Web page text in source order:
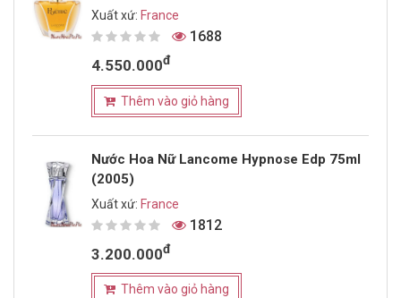
Xuất xứ: France
1688
4.550.000đ
Thêm vào giỏ hàng
Nước Hoa Nữ Lancome Hypnose Edp 75ml
(2005)
Xuất xứ: France
1812
3.200.000đ
Thêm vào giỏ hàng